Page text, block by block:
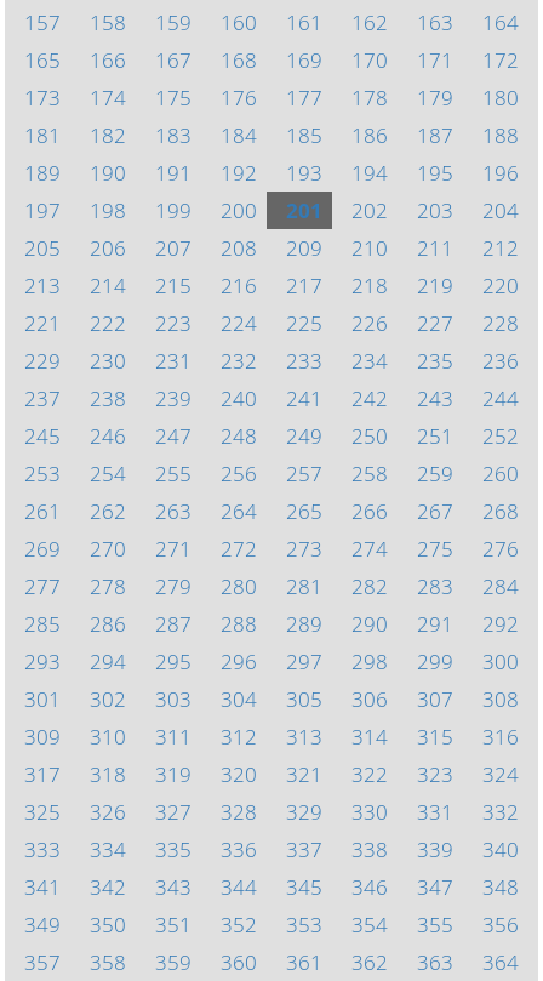
157
158 159 160 161 162 163
164
165
166 167 168 169 170 171
172
173
174 175 176 177 178 179
180
181
182 183 184 185 186 187
188
189
190 191 192 193 194 195
196
197
198 199 200 201 202 203
204
205
206 207 208 209 210 211
212
213
214 215 216 217 218 219
220
221
222 223 224 225 226 227
228
229
230 231 232 233 234 235
236
237
238 239 240 241 242 243
244
245
246 247 248 249 250 251
252
253
254 255 256 257 258 259
260
261
262 263 264 265 266 267
268
269
270 271 272 273 274 275
276
277
278 279 280 281 282 283
284
285
286 287 288 289 290 291
292
293
294 295 296 297 298 299
300
301
302 303 304 305 306 307
308
309
310 311 312 313 314 315
316
317
318 319 320 321 322 323
324
325
326 327 328 329 330 331
332
333
334 335 336 337 338 339
340
341
342 343 344 345 346 347
348
349
350 351 352 353 354 355
356
357
358 359 360 361 362 363 364